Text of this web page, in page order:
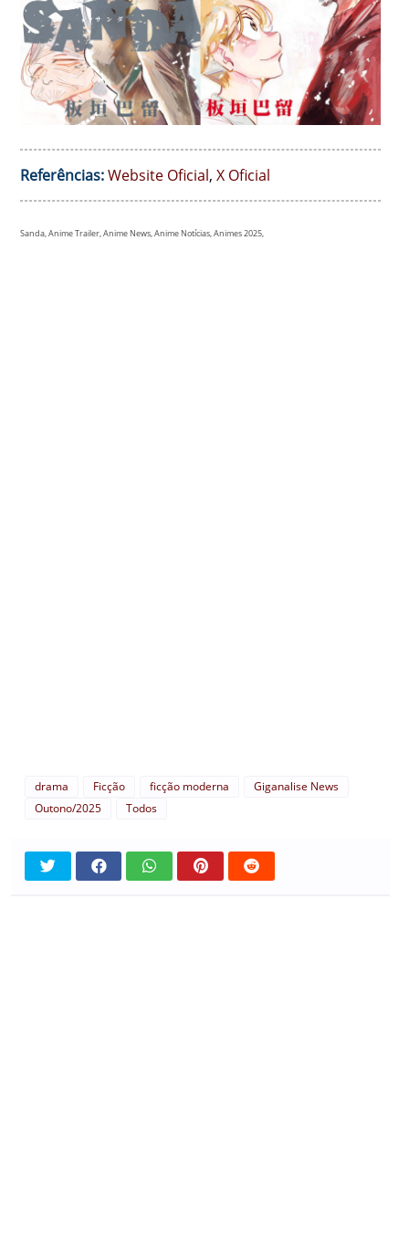
Referências:Website Oficial, X Oficial
Sanda, Anime Trailer, Anime News, Anime Notícias, Animes 2025,
drama Ficção ficção moderna
Giganalise News
Outono/2025
Todos